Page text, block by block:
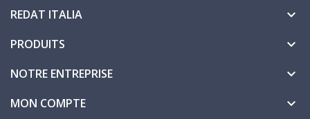
REDAT ITALIA 
PRODUITS 
NOTRE ENTREPRISE 
MON COMPTE 